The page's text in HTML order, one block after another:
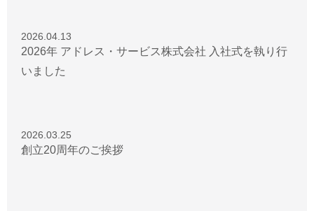
2026.04.13
2026年 アドレス・サービス株式会社 入社式を執り行
いました
2026.03.25
創立20周年のご挨拶